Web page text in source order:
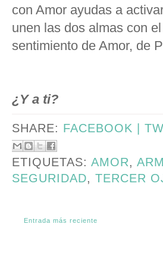
con Amor ayudas a
unen las dos almas con
sentimiento de Amor, de
A mi me
¿Y a ti?
SHARE: FACEBOOK |
ETIQUETAS: AMOR,
SEGURIDAD, TERCER
Entrada más reciente